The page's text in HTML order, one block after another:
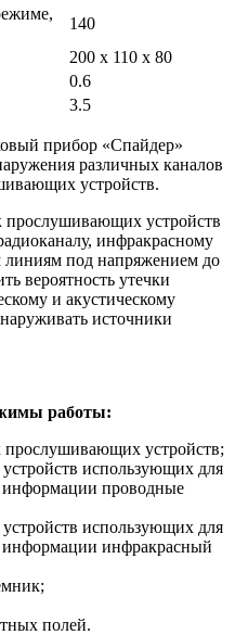
140
200 х 110 х 80
0.6
3.5
прибор «Спайдер»
различных каналов
устройств.
прослушивающих устройств
инфракрасному
под напряжением до
вероятность утечки
и акустическому
источники
работы:
устройств;
использующих для
информации проводные
использующих для
информации инфракрасный
полей.